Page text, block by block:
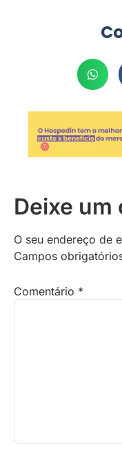
Deixe um
O seu endereço de
Campos
Comentário *